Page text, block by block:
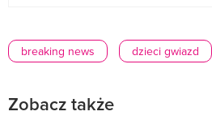
breaking news dzieci gwiazd
Zobacz także